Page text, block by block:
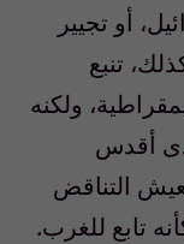
أو تجيير
تنبع
ولكنه
أقدس
التناقض
تابع للغرب.